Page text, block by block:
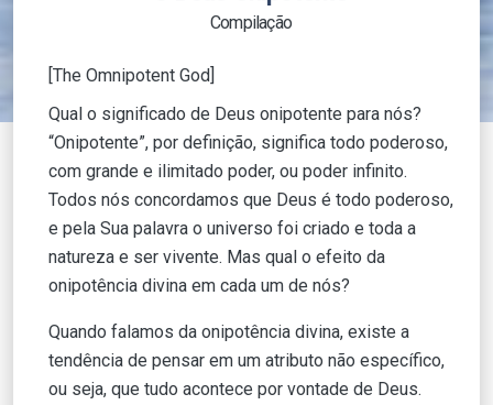
Compilação
[The Omnipotent God]
Qual o significado de Deus onipotente para nós?
“Onipotente”, por definição, significa todo poderoso,
com grande e ilimitado poder, ou poder infinito.
Todos nós concordamos que Deus é todo poderoso,
e pela Sua palavra o universo foi criado e toda a
natureza e ser vivente. Mas qual o efeito da
onipotência divina em cada um de nós?
Quando falamos da onipotência divina, existe a
tendência de pensar em um atributo não específico,
ou seja, que tudo acontece por vontade de Deus.